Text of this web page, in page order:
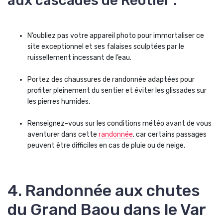
N’oubliez pas votre appareil photo pour immortaliser ce
site exceptionnel et ses falaises sculptées par le
ruissellement incessant de l’eau.
Portez des chaussures de randonnée adaptées pour
profiter pleinement du sentier et éviter les glissades sur
les pierres humides.
Renseignez-vous sur les conditions météo avant de vous
aventurer dans cette randonnée, car certains passages
peuvent être difficiles en cas de pluie ou de neige.
4. Randonnée aux chutes
du Grand Baou dans le Var